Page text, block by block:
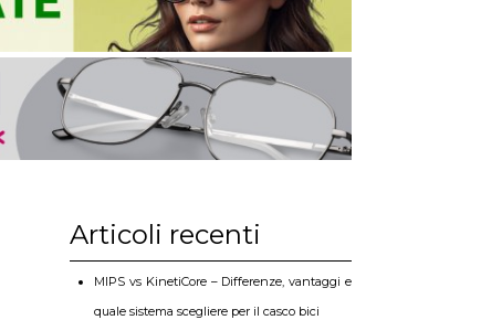
Articoli recenti
MIPS vs KinetiCore – Differenze, vantaggi e
quale sistema scegliere per il casco bici